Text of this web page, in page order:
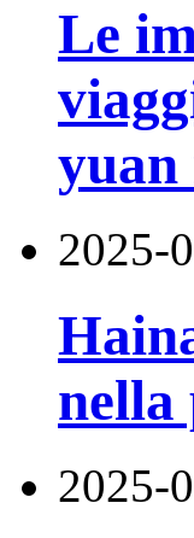
Le
yuan
2025-
nella
2025-